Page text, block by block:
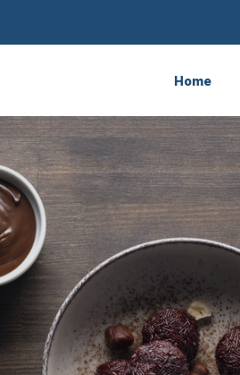
Home